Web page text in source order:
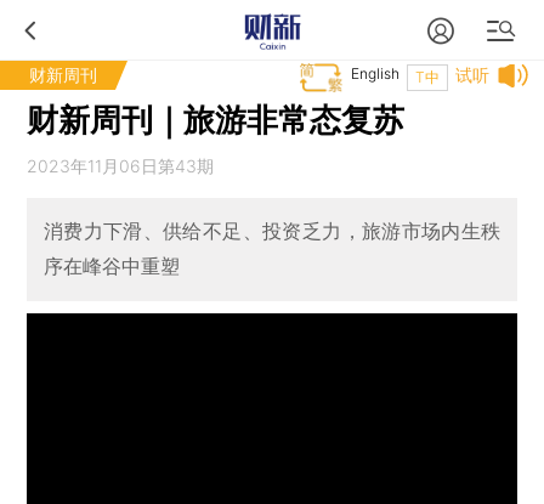
财新周刊 试听
T中
English
财新周刊｜旅游非常态复苏
2023年11月06日第43期
消费力下滑、供给不足、投资乏力，旅游市场内生秩
序在峰谷中重塑